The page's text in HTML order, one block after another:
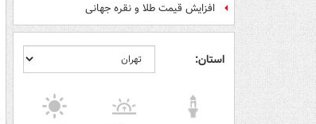
افزایش قیمت طلا و نقره جهانی
استان: